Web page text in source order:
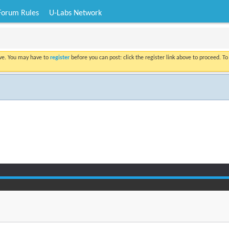
Rules U-Labs Network
You may have toregister before you can post: click the register link above to proceed.